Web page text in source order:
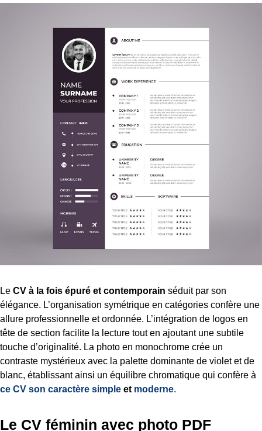
Le CV à la fois épuré et contemporain séduit par son
élégance. L’organisation symétrique en catégories confère une
allure professionnelle et ordonnée. L’intégration de logos en
tête de section facilite la lecture tout en ajoutant une subtile
touche d’originalité. La photo en monochrome crée un
contraste mystérieux avec la palette dominante de violet et de
blanc, établissant ainsi un équilibre chromatique qui confère à
ce CV son caractère simple et moderne.
Le CV féminin avec photo PDF